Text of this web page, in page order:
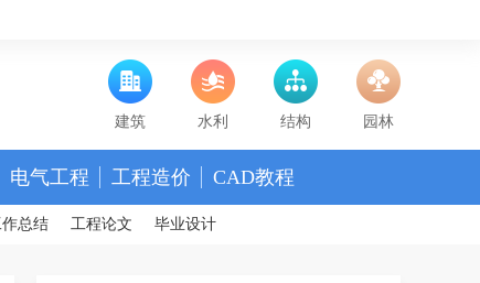
建筑
水利 结构 园林
电气工程 工程造价 CAD教程
总结 工程论文 毕业设计